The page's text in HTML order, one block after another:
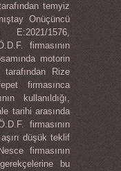
temyiz
Onüçüncü
E:2021/1576,
firmasının
motorin
Rize
firmasınca
kullanıldığı,
tarihi arasında
firmasının
aşırı düşük teklif
firmasının
bu